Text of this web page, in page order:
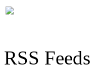
RSS Feeds